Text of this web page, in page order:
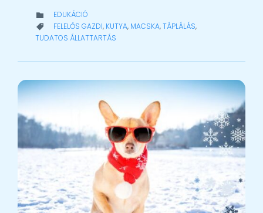
 CATEGORY
EDUKÁCIÓ
 CATEGORY
FELELŐS GAZDI, KUTYA, MACSKA,TÁPLÁLÁS,
TUDATOS ÁLLATTARTÁS